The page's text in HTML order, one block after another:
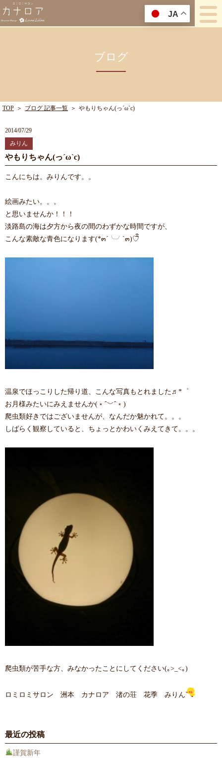
ブログ
TOP ＞ ブログ 記事一覧 ＞ やもりちゃん(っ´ω`c)
2014/07/29
みりん
やもりちゃん(っ´ω`c)
こんにちは。みりんです。。
絵画みたい。。。
と思いませんか！！！
淡路島の海は夕方から夜の間のわずかな時間ですが、
こんな素敵な青色になります(*๓´╰╯`๓)♡ิิ
温泉でほっこりした帰り道、こんな写真もとれました♬*゜
お月様みたいにみえませんか(﹡ˆ﹀ˆ﹡)
爬虫類好きではございませんが、なんだか魅かれて。。。
しばらく観察していると、ちょっとかわいくみえてきて。。。
爬虫類が苦手な方、みなかったことにしてください(｡>_<｡)
ロミロミサロン 洲本 カナロア 渚の荘 花季 みりん
最近の投稿
謹賀新年
JA